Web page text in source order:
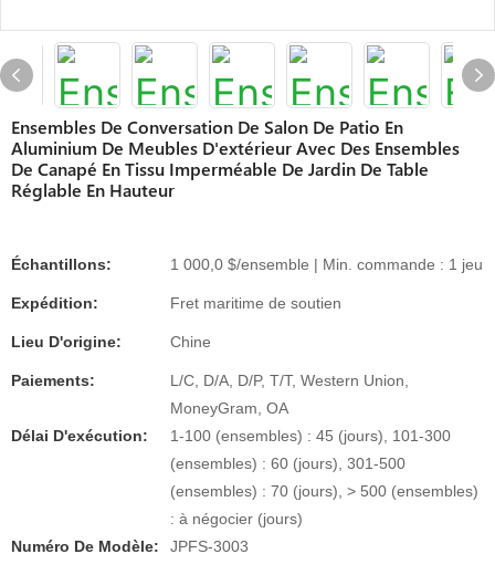
Ensembles De Conversation De Salon De Patio En
Aluminium De Meubles D'extérieur Avec Des Ensembles
De Canapé En Tissu Imperméable De Jardin De Table
Réglable En Hauteur
Échantillons: 1 000,0 $/ensemble | Min. commande : 1 jeu
Expédition: Fret maritime de soutien
Lieu D'origine: Chine
Paiements:
L/C, D/A, D/P, T/T, Western Union,
MoneyGram, OA
Délai D'exécution:
1-100 (ensembles) : 45 (jours), 101-300
(ensembles) : 60 (jours), 301-500
(ensembles) : 70 (jours), > 500 (ensembles)
: à négocier (jours)
Numéro De Modèle:
JPFS-3003